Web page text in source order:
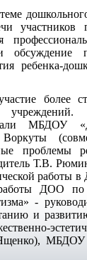
участников
ребенка-
более
стали
проблемы
Т.В.
работы
ДОО по
-
и развитию
Ященко),